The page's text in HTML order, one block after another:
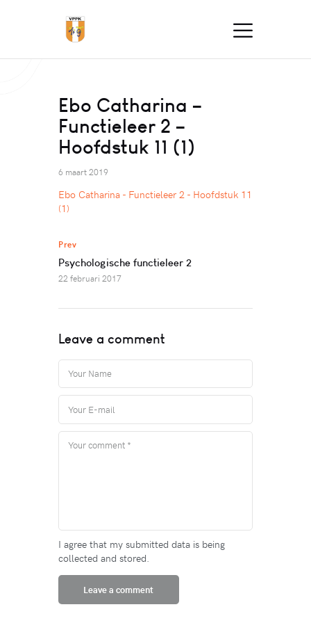
Ebo Catharina –
Functieleer 2 –
Hoofdstuk 11 (1)
6 maart 2019
Ebo Catharina - Functieleer 2 - Hoofdstuk 11
(1)
Prev
Psychologische functieleer 2
22 februari 2017
Leave a comment
I agree that my submitted data is being
collected and stored.